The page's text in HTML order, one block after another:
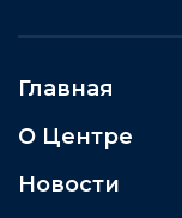
Главная
О Центре
Новости